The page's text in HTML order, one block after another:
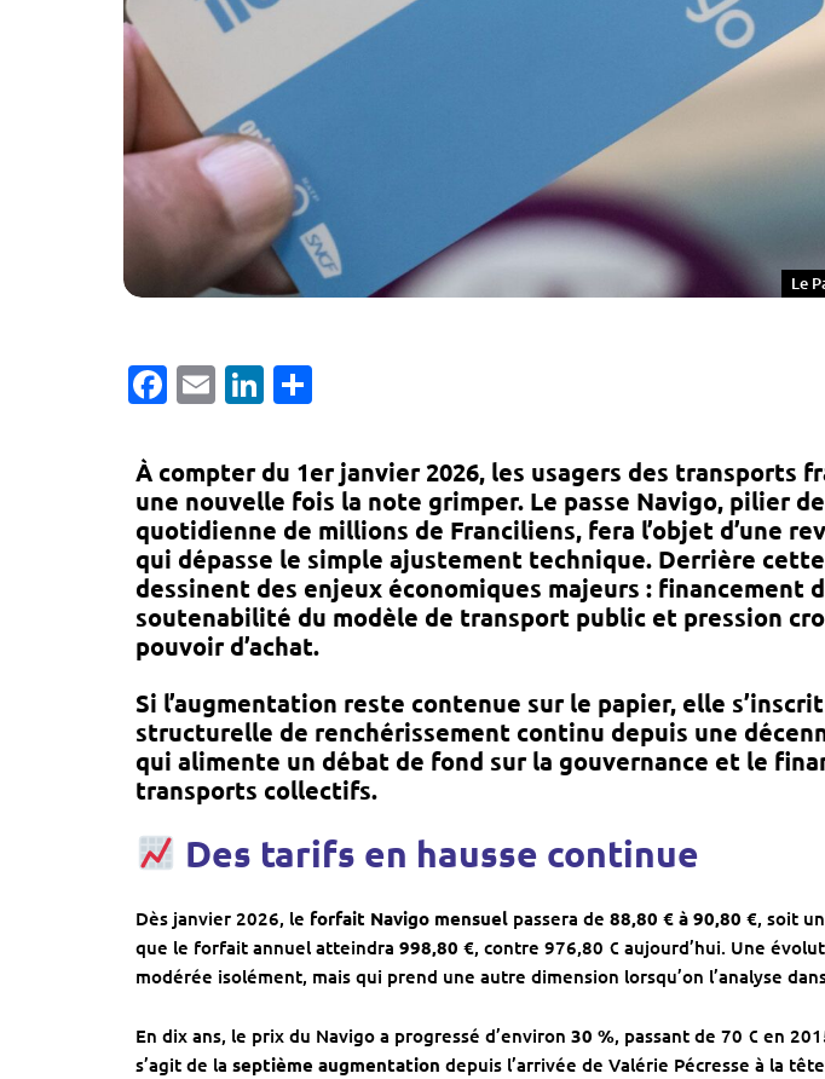
Le
Facebook
EmailLinkedIn
À compter du 1er janvier 2026, les usagers des transports
une nouvelle fois la note grimper. Le passe Navigo, pilier
quotidienne de millions de Franciliens, fera l’objet d’une
qui dépasse le simple ajustement technique. Derrière
dessinent des enjeux économiques majeurs : financement
soutenabilité du modèle de transport public et pression
pouvoir d’achat.
Si l’augmentation reste contenue sur le papier, elle
structurelle de renchérissement continu depuis une
qui alimente un débat de fond sur la gouvernance et le
transports collectifs.
Des tarifs en hausse continue
Dès janvier 2026, le forfait Navigo mensuel passera de 88,80 € à 90,80 €, soit
que le forfait annuel atteindra 998,80 €, contre 976,80 € aujourd’hui. Une
modérée isolément, mais qui prend une autre dimension lorsqu’on l’analyse
En dix ans, le prix du Navigo a progressé d’environ 30 %, passant de 70 € en
s’agit de la septième augmentation depuis l’arrivée de Valérie Pécresse à la